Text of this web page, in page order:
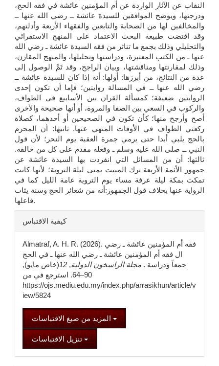
النقاب عن الآثار الواردة عن أم المؤمنين عائشة في فقه الحج،
ودرجتها، ويوضح الموافقين للسيدة عائشة ــ رضي الله عنها ــ
والمخالفين لها من الصحابة والتابعين والفقهاء الأربعة وأدلتهم،
وقد اقتضت طبيعة البحث الاعتماد على المنهج الاستقرائي
والتحليلي وذلك بجمع ما تناثر من فقه السيدة عائشة ـ رضي الله
عنها ـ من الكتب المعتبرة، ودراستها وتحليلها، والمنهج المقارن،
وذلك لمقارنتها ومناقشتها، وبيان الراجح، وقد تَمَّ الوصول إلى
عدة من النتائج، من أبرزها: أولها: أنه إذا كان للسيدة عائشة ــ
رضي الله عنها ــ في المسالة روايتين؛ فإما أن تكون إحدى
الروايتين ضعيفة؛ كمسألة القران بين الأسابيع في الطواف،
والركوب في السعي بين الصفا والمروة، أو أنها صحيحة والأخرى
أصح وأرجح منها؛ كأن تكون في الصحيحين أو أحدهما، كصلاة
ركعتي الطواف في الأوقات المنهي عنها. ثانيها: أن المحرم
بالحج يلبي أبدا حتى يرمي جمرة العقبة يوم النحر؛ لأن قول
النبي ــ صلى الله عليه وسلم ـ وفعله مقدم على كل من خالفه.
ثالثها: أن من المسائل التي انفردت بها السيدة عائشة عن
جمهور الأئمة الأربعة ترك المبيت بمنى ليلة التروية؛ لأنها كانت
تمكث بمكة ليلة عرفة مساء يوم التروية عامة الليل كما في
الرواية عنها بخلاف قول الجمهور:أنه من شعائر الحج وسنة يثاب
فاعلها.
تفاصيل
المقالة
كيفية الاقتباس
Almatraf, A. H. R. (2026). فقه أم المؤمنين عائشة ـ رضي
ال فقه أم المؤمنين عائشة ـ رضي الله عنها ـ في الحج
جمعاً ودراسة . مجلة الراسخون الدولية,
12(خاص مايو),
90–64. استرجع في من
https://ojs.mediu.edu.my/index.php/arrasikhun/article/v
iew/5824
المزيد من صيغ الاقتباسات
تنزيل الاقتباسات